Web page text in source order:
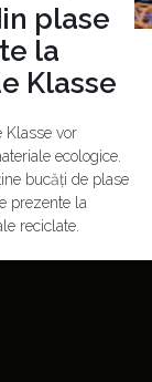
plase
la
Klasse
Klasse vor
ecologice.
bucăți de plase
prezente la
reciclate.